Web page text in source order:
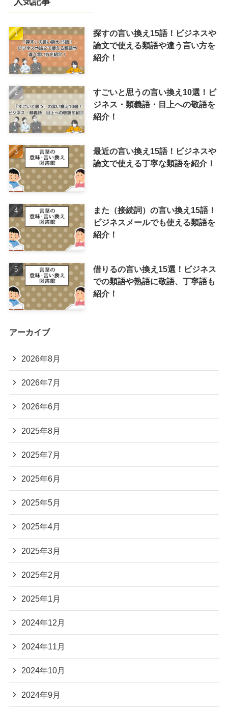
探すの言い換え15語！ビジネスや
論文で使える類語や違う言い方を
紹介！
すごいと思うの言い換え10選！ビ
ジネス・類義語・目上への敬語を
紹介！
最近の言い換え15語！ビジネスや
論文で使える丁寧な類語を紹介！
また（接続詞）の言い換え15語！
ビジネスメールでも使える類語を
紹介！
借りるの言い換え15選！ビジネス
での類語や熟語に敬語、丁寧語も
紹介！
アーカイブ
2026年8月
2026年7月
2026年6月
2025年8月
2025年7月
2025年6月
2025年5月
2025年4月
2025年3月
2025年2月
2025年1月
2024年12月
2024年11月
2024年10月
2024年9月